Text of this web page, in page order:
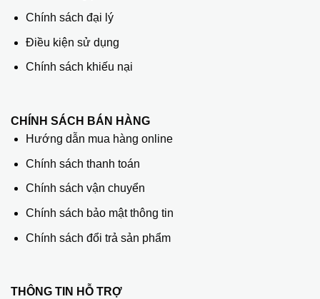
Chính sách đại lý
Điều kiện sử dụng
Chính sách khiếu nại
CHÍNH SÁCH BÁN HÀNG
Hướng dẫn mua hàng online
Chính sách thanh toán
Chính sách vận chuyển
Chính sách bảo mật thông tin
Chính sách đổi trả sản phẩm
THÔNG TIN HỖ TRỢ